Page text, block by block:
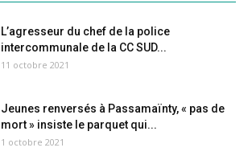
L’agresseur du chef de la police
intercommunale de la CC SUD...
11 octobre 2021
Jeunes renversés à Passamaïnty, « pas de
mort » insiste le parquet qui...
1 octobre 2021